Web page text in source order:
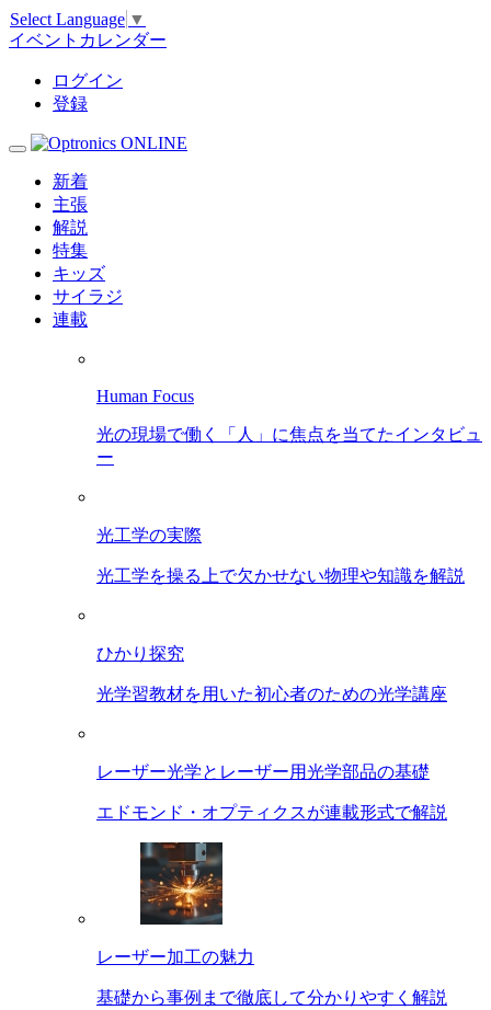
Select Language ▼
イベントカレンダー
ログイン
登録
新着
主張
解説
特集
キッズ
サイラジ
連載
Human Focus
光の現場で働く「人」に焦点を当てたインタビュ
ー
光工学の実際
光工学を操る上で欠かせない物理や知識を解説
ひかり探究
光学習教材を用いた初心者のための光学講座
レーザー光学とレーザー用光学部品の基礎
エドモンド・オプティクスが連載形式で解説
レーザー加工の魅力
基礎から事例まで徹底して分かりやすく解説